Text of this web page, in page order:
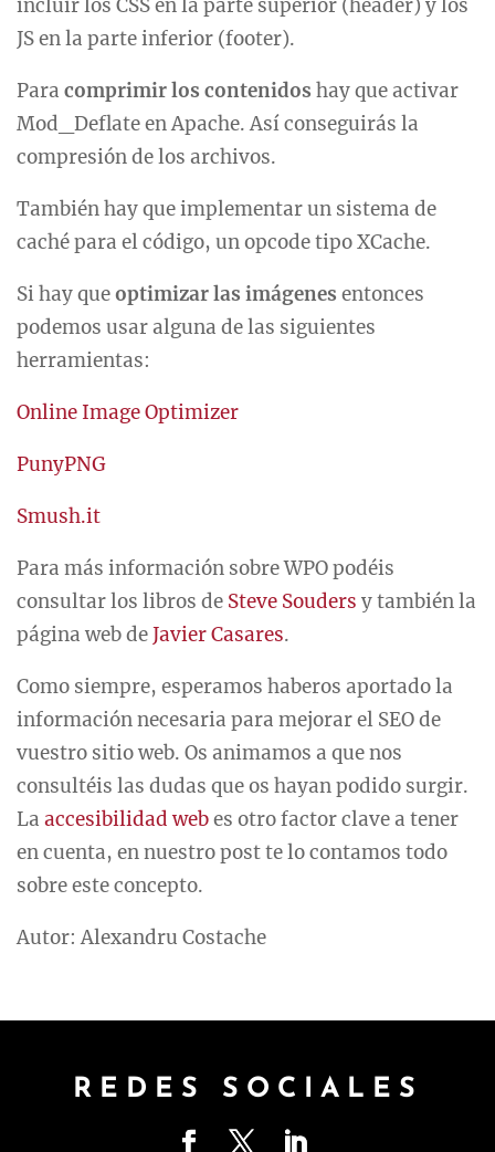
incluir los CSS en la parte superior (header) y los
JS en la parte inferior (footer).
Para comprimir los contenidos hay que activar
Mod_Deflate en Apache. Así conseguirás la
compresión de los archivos.
También hay que implementar un sistema de
caché para el código, un opcode tipo XCache.
Si hay queoptimizar las imágenes entonces
podemos usar alguna de las siguientes
herramientas:
Online Image Optimizer
PunyPNG
Smush.it
Para más información sobre WPO podéis
consultar los libros de Steve Souders y también la
página web deJavier Casares.
Como siempre, esperamos haberos aportado la
información necesaria para mejorar el SEO de
vuestro sitio web. Os animamos a que nos
consultéis las dudas que os hayan podido surgir.
La accesibilidad webes otro factor clave a tener
en cuenta, en nuestro post te lo contamos todo
sobre este concepto.
Autor: Alexandru Costache
REDES SOCIALES